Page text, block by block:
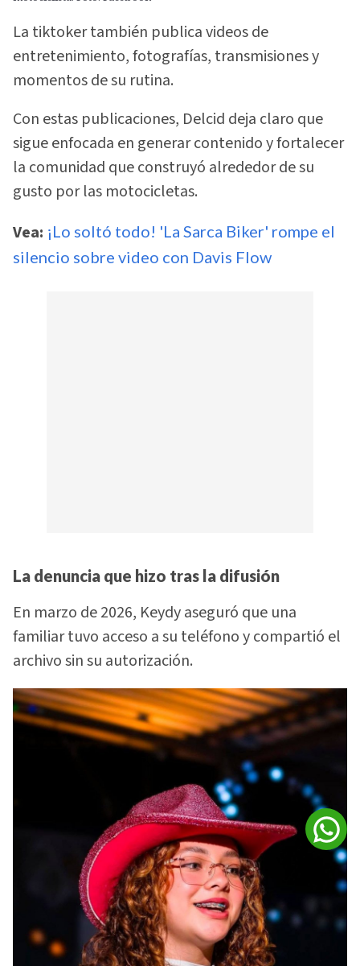
La tiktoker también publica videos de
entretenimiento, fotografías, transmisiones y
momentos de su rutina.
Con estas publicaciones, Delcid deja claro que
sigue enfocada en generar contenido y fortalecer
la comunidad que construyó alrededor de su
gusto por las motocicletas.
Vea: ¡Lo soltó todo! 'La Sarca Biker' rompe el
silencio sobre video con Davis Flow
La denuncia que hizo tras la difusión
En marzo de 2026, Keydy aseguró que una
familiar tuvo acceso a su teléfono y compartió el
archivo sin su autorización.